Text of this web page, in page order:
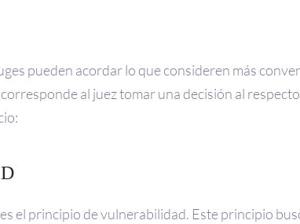
pueden acordar lo que consideren más
al juez tomar una decisión al
el principio de vulnerabilidad. Este principio